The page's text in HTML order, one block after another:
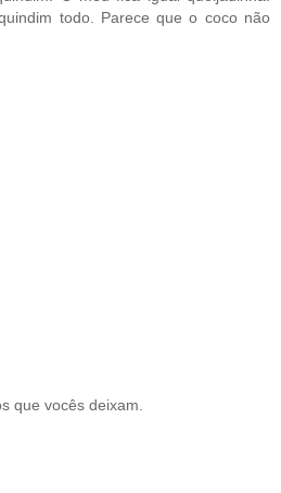
todo. Parece que o coco não
que vocês deixam.